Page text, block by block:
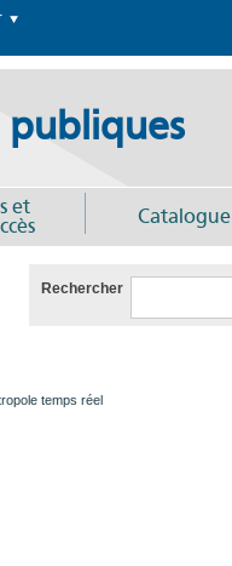
publiques
et
Catalogue
Rechercher
temps réel